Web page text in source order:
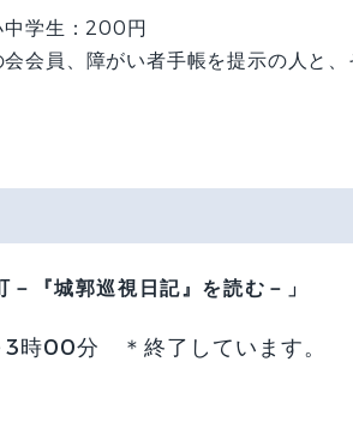
学生：200円
会員、障がい者手帳を提示の人と
『城郭巡視日記』を読む－」
時00分 ＊終了しています。